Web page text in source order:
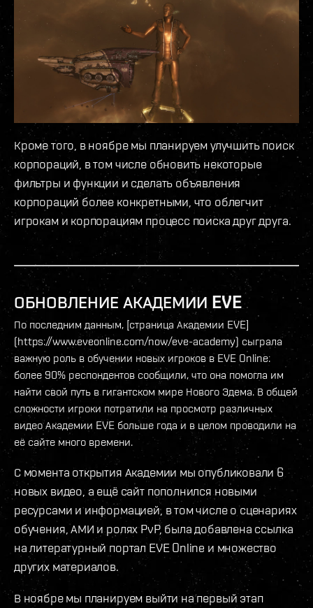
Кроме того, в ноябре мы планируем улучшить поиск
корпораций, в том числе обновить некоторые
фильтры и функции и сделать объявления
корпораций более конкретными, что облегчит
игрокам и корпорациям процесс поиска друг друга.
ОБНОВЛЕНИЕ АКАДЕМИИ EVE
По последним данным, [страница Академии EVE]
(https://www.eveonline.com/now/eve-academy) сыграла
важную роль в обучении новых игроков в EVE Online:
более 90% респондентов сообщили, что она помогла им
найти свой путь в гигантском мире Нового Эдема. В общей
сложности игроки потратили на просмотр различных
видео Академии EVE больше года и в целом проводили на
её сайте много времени.
С момента открытия Академии мы опубликовали 6
новых видео, а ещё сайт пополнился новыми
ресурсами и информацией, в том числе о сценариях
обучения, АМИ и ролях PvP, была добавлена ссылка
на литературный портал EVE Online и множество
других материалов.
В ноябре мы планируем выйти на первый этап